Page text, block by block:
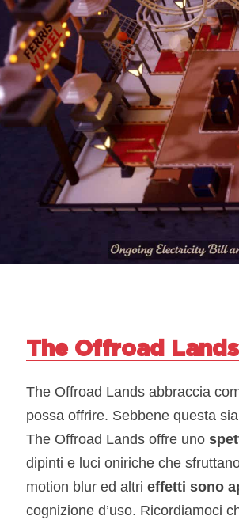
The Offroad
The Offroad Lands abbraccia
possa offrire. Sebbene questa
The Offroad Lands offre uno
dipinti e luci oniriche che
motion blur ed altri effetti sono
cognizione d’uso. Ricordiamoci